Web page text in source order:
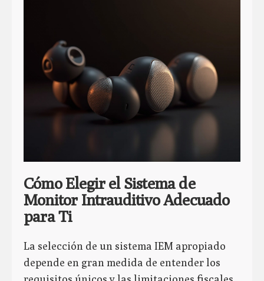
Cómo Elegir el Sistema de
Monitor Intrauditivo Adecuado
para Ti
La selección de un sistema IEM apropiado
depende en gran medida de entender los